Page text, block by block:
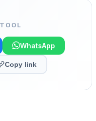
WhatsApp
Copy link